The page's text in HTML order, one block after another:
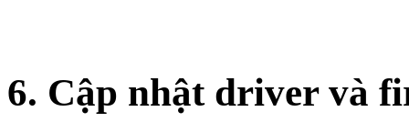
6. Cập nhật driver và